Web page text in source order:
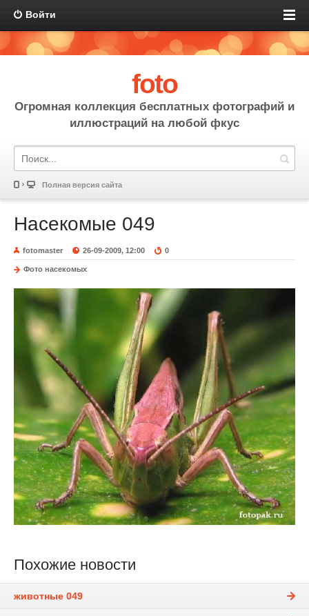
Войти
foto
Огромная коллекция бесплатных фотографий и
иллюстраций на любой фкус
Полная версия сайта
Насекомые 049
fotomaster 26-09-2009, 12:00 0
Фото насекомых
Похожие новости
животные 049